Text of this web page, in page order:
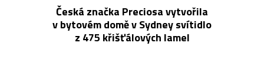
Česká značka Preciosa vytvořila
v bytovém domě v Sydney svítidlo
z 475 křišťálových lamel